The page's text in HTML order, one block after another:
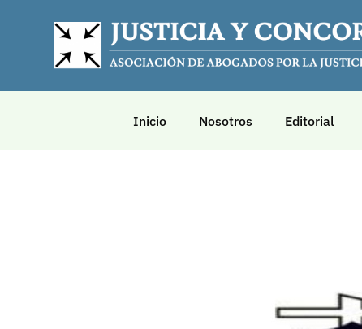
Inicio Nosotros Editorial